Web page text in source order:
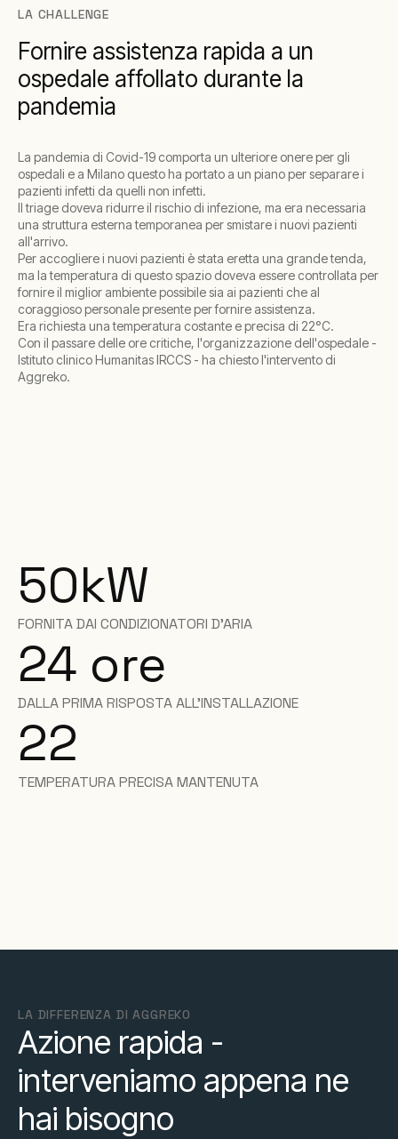
LA CHALLENGE
Fornire assistenza rapida a un
ospedale affollato durante la
pandemia
La pandemia di Covid-19 comporta un ulteriore onere per gli
ospedali e a Milano questo ha portato a un piano per separare i
pazienti infetti da quelli non infetti.
Il triage doveva ridurre il rischio di infezione, ma era necessaria
una struttura esterna temporanea per smistare i nuovi pazienti
all'arrivo.
Per accogliere i nuovi pazienti è stata eretta una grande tenda,
ma la temperatura di questo spazio doveva essere controllata per
fornire il miglior ambiente possibile sia ai pazienti che al
coraggioso personale presente per fornire assistenza.
Era richiesta una temperatura costante e precisa di 22°C.
Con il passare delle ore critiche, l'organizzazione dell'ospedale -
Istituto clinico Humanitas IRCCS - ha chiesto l'intervento di
Aggreko.
50kW
FORNITA DAI CONDIZIONATORI D'ARIA
24 ore
DALLA PRIMA RISPOSTA ALL'INSTALLAZIONE
22
TEMPERATURA PRECISA MANTENUTA
LA DIFFERENZA DI AGGREKO
Azione rapida -
interveniamo appena ne
hai bisogno